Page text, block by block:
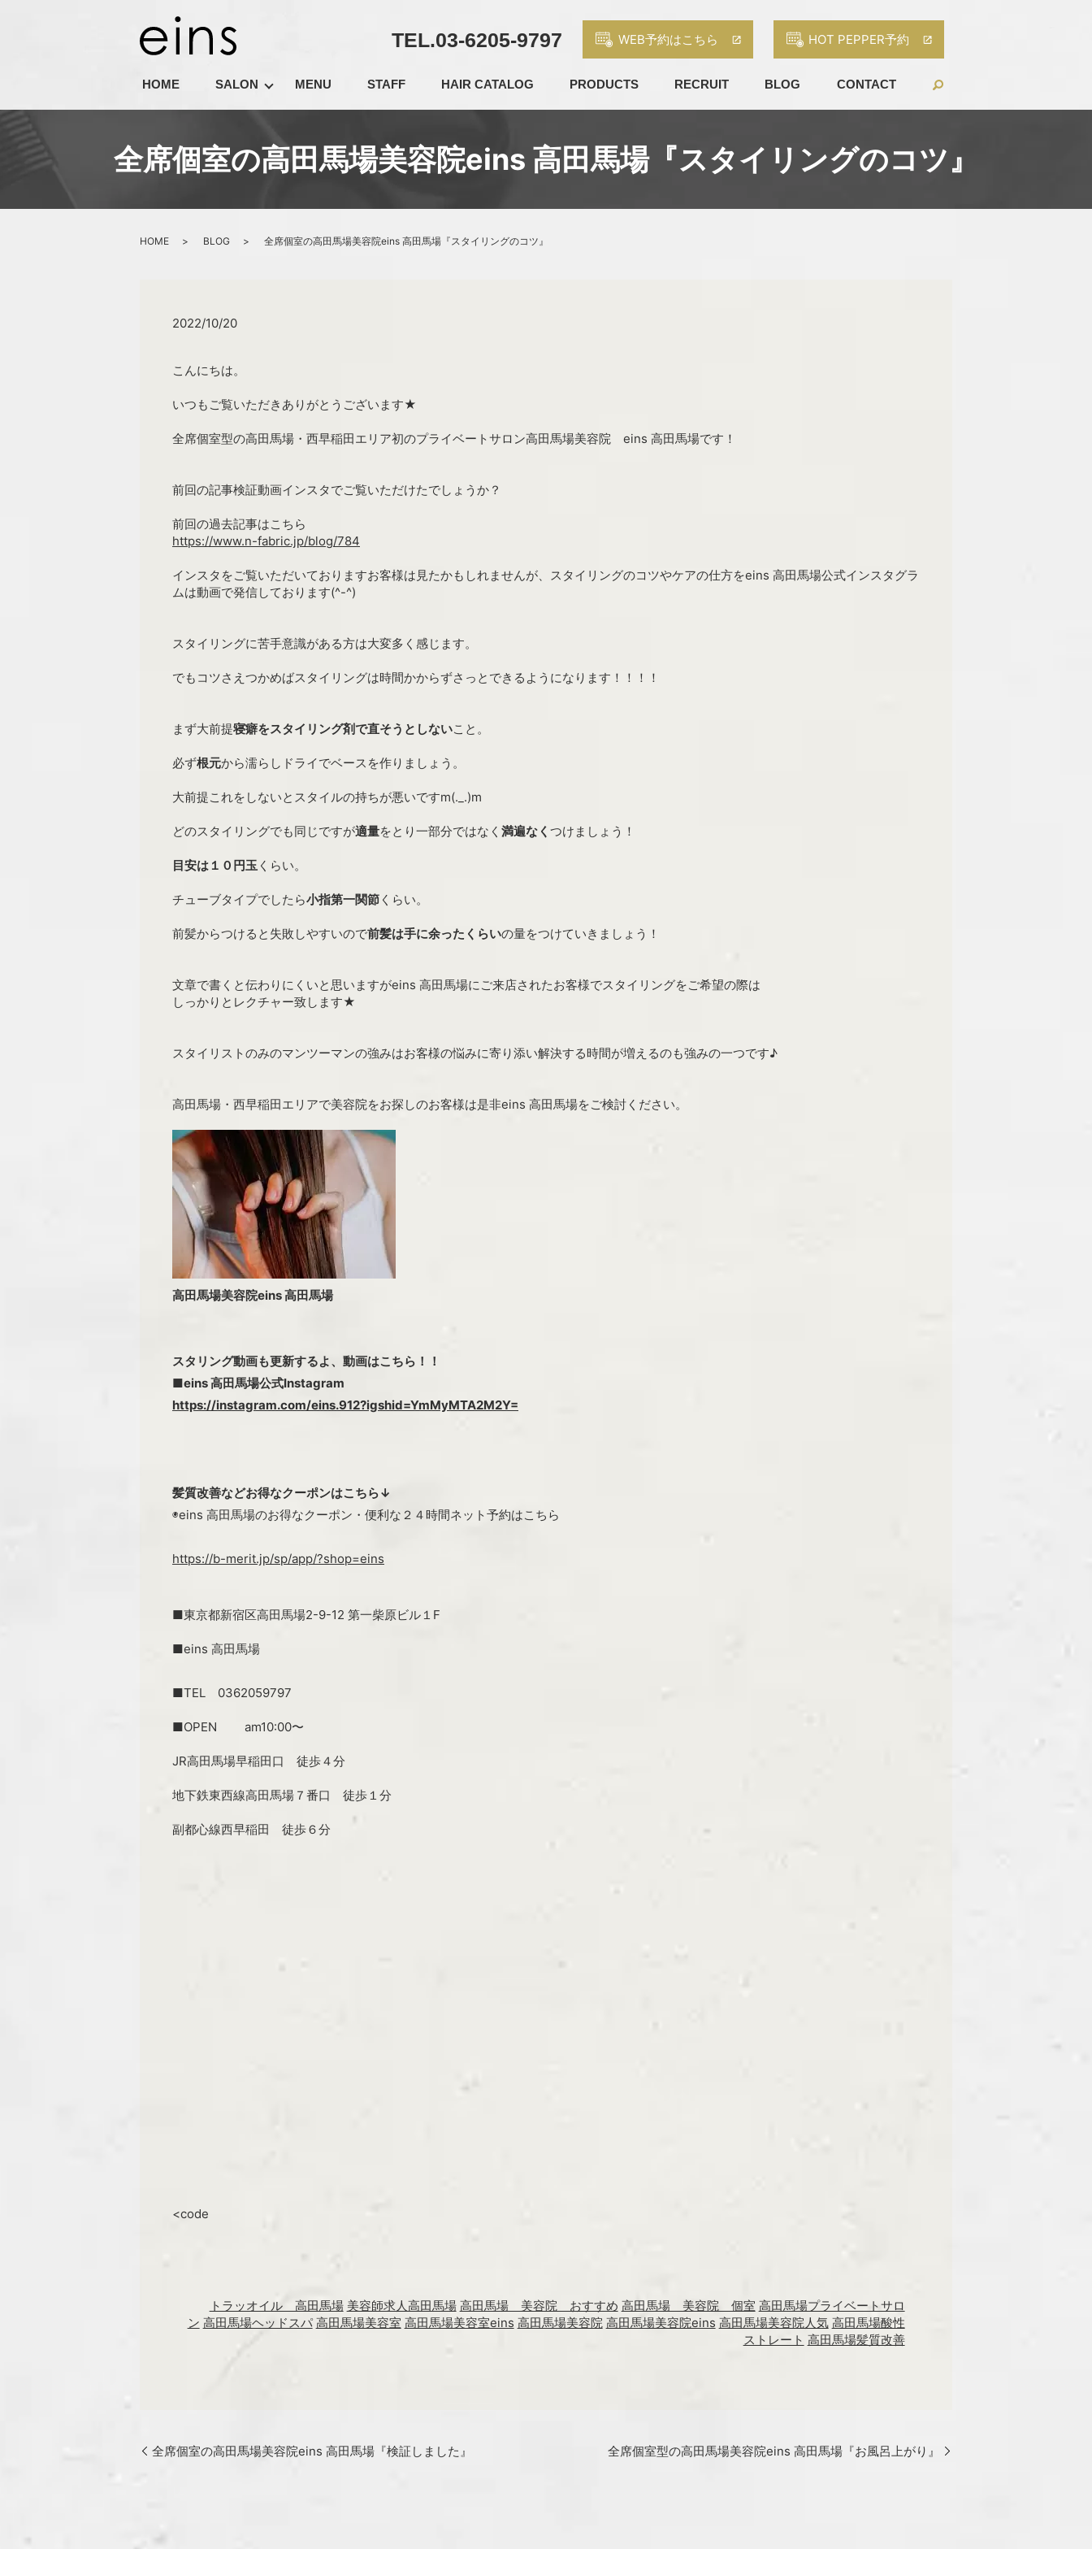
TEL.03-6205-9797 WEB予約はこちら HOT PEPPER予約
HOME SALON MENU STAFF HAIR CATALOG PRODUCTS RECRUIT BLOG CONTACT
全席個室の高田馬場美容院eins 高田馬場『スタイリングのコツ』
HOME BLOG 全席個室の高田馬場美容院eins 高田馬場『スタイリングのコツ』
2022/10/20
こんにちは。
いつもご覧いただきありがとうございます★
全席個室型の高田馬場・西早稲田エリア初のプライベートサロン高田馬場美容院 eins 高田馬場です！
前回の記事検証動画インスタでご覧いただけたでしょうか？
前回の過去記事はこちら
https://www.n-fabric.jp/blog/784
インスタをご覧いただいておりますお客様は見たかもしれませんが、スタイリングのコツやケアの仕方をeins 高田馬場公式インスタグラ
ムは動画で発信しております(^-^)
スタイリングに苦手意識がある方は大変多く感じます。
でもコツさえつかめばスタイリングは時間かからずさっとできるようになります！！！！
まず大前提寝癖をスタイリング剤で直そうとしないこと。
必ず根元から濡らしドライでベースを作りましょう。
大前提これをしないとスタイルの持ちが悪いですm(._.)m
どのスタイリングでも同じですが適量をとり一部分ではなく 満遍なく つけましょう！
目安は１０円玉 くらい。
チューブタイプでしたら小指第一関節 くらい。
前髪からつけると失敗しやすいので前髪は手に余ったくらいの量をつけていきましょう！
文章で書くと伝わりにくいと思いますがeins 高田馬場にご来店されたお客様でスタイリングをご希望の際は
しっかりとレクチャー致します★
スタイリストのみのマンツーマンの強みはお客様の悩みに寄り添い解決する時間が増えるのも強みの一つです♪
高田馬場・西早稲田エリアで美容院をお探しのお客様は是非eins 高田馬場をご検討ください。
高田馬場美容院eins 高田馬場
スタリング動画も更新するよ、動画はこちら！！
■eins 高田馬場公式Instagram
https://instagram.com/eins.912?igshid=YmMyMTA2M2Y=
髪質改善などお得なクーポンはこちら↓
◉eins 高田馬場のお得なクーポン・便利な２４時間ネット予約はこちら
https://b-merit.jp/sp/app/?shop=eins
■東京都新宿区高田馬場2-9-12 第一柴原ビル１F
■eins 高田馬場
■TEL 0362059797
■OPEN am10:00〜
JR高田馬場早稲田口 徒歩４分
地下鉄東西線高田馬場７番口 徒歩１分
副都心線西早稲田 徒歩６分
<code
トラッオイル 高田馬場 美容師求人高田馬場 高田馬場 美容院 おすすめ 高田馬場 美容院 個室 高田馬場プライベートサロ
ン 高田馬場ヘッドスパ 高田馬場美容室 高田馬場美容室eins 高田馬場美容院 高田馬場美容院eins 高田馬場美容院人気 高田馬場酸性
ストレート 高田馬場髪質改善
全席個室の高田馬場美容院eins 高田馬場『検証しました』 全席個室型の高田馬場美容院eins 高田馬場『お風呂上がり』